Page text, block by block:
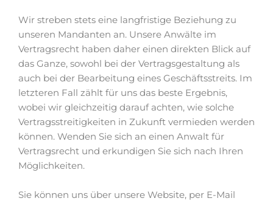
Wir streben stets eine langfristige Beziehung zu
unseren Mandanten an. Unsere Anwälte im
Vertragsrecht haben daher einen direkten Blick auf
das Ganze, sowohl bei der Vertragsgestaltung als
auch bei der Bearbeitung eines Geschäftsstreits. Im
letzteren Fall zählt für uns das beste Ergebnis,
wobei wir gleichzeitig darauf achten, wie solche
Vertragsstreitigkeiten in Zukunft vermieden werden
können. Wenden Sie sich an einen Anwalt für
Vertragsrecht und erkundigen Sie sich nach Ihren
Möglichkeiten.
Sie können uns über unsere Website, per E-Mail